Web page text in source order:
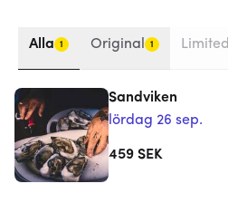
Alla 1 Original 1 Limited
Sandviken
lördag 26 sep.
459 SEK